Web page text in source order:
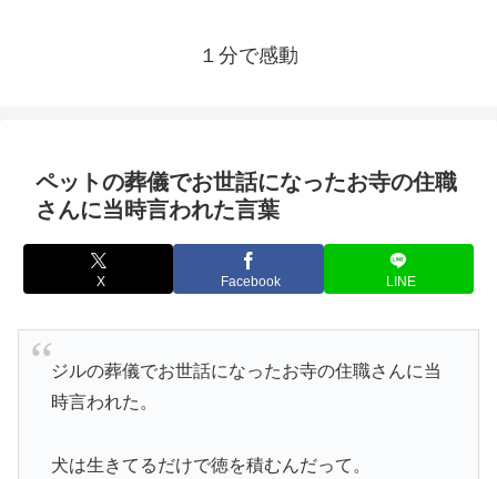
１分で感動
ペットの葬儀でお世話になったお寺の住職
さんに当時言われた言葉
X Facebook LINE
ジルの葬儀でお世話になったお寺の住職さんに当
時言われた。
犬は生きてるだけで徳を積むんだって。